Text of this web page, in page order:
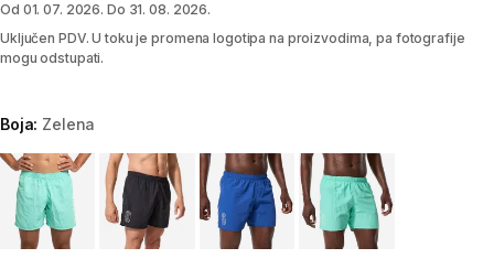
Od 01. 07. 2026. Do 31. 08. 2026.
Uključen PDV. U toku je promena logotipa na proizvodima, pa fotografije
mogu odstupati.
Boja: Zelena
Choose a variant